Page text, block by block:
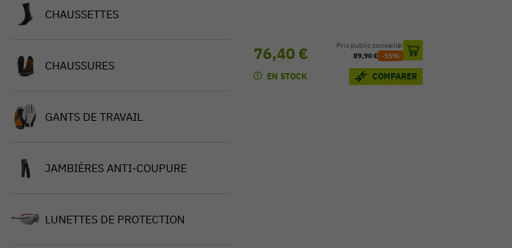
CHAUSSETTES
CHAUSSURES
GANTS DE TRAVAIL
JAMBIÈRES ANTI-COUPURE
LUNETTES DE PROTECTION
76,40 €
Prix public conseillé:
89,90 € -15%
EN STOCK COMPARER